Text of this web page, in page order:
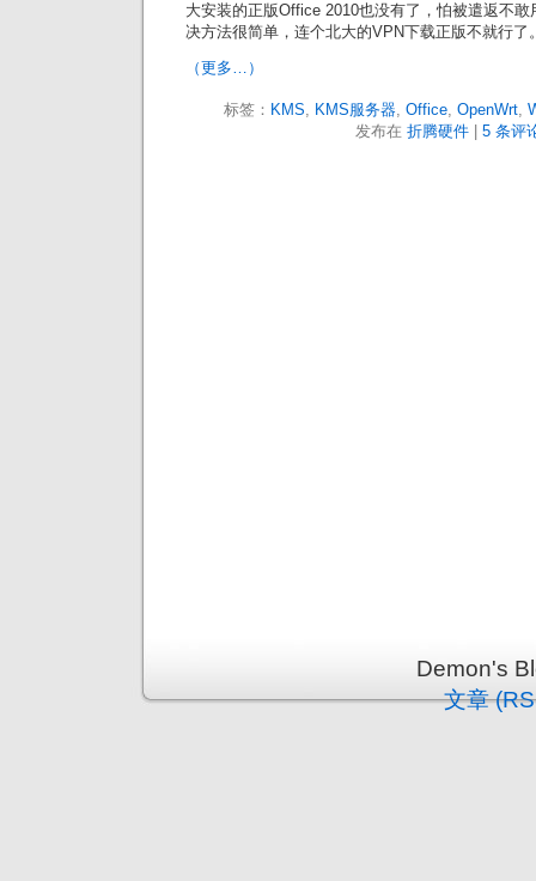
大安装的正版Office 2010也没有了，怕被遣返不
决方法很简单，连个北大的VPN下载正版不就行了
（更多…）
标签： KMS, KMS服务器, Office, OpenWrt,
发布在 折腾硬件| 5 条评
Demon's
文章